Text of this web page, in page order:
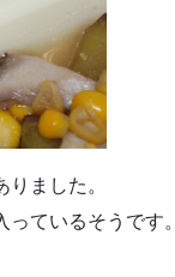
ました。
ているそうです。